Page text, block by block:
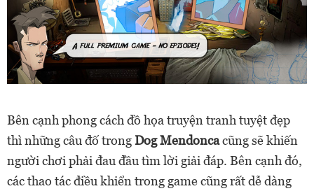
Bên cạnh phong cách đồ họa truyện tranh tuyệt đẹp
thì những câu đố trongDog Mendoncacũng sẽ khiến
người chơi phải đau đầu tìm lời giải đáp. Bên cạnh đó,
các thao tác điều khiển trong game cũng rất dễ dàng